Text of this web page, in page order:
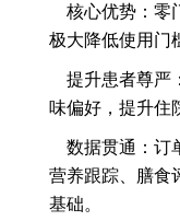
核心优势：零
极大降低使用门
提升患者尊严
味偏好，提升住
数据贯通：订
营养跟踪、膳食
基础。